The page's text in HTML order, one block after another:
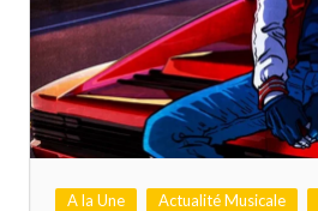
A la Une Actualité Musicale